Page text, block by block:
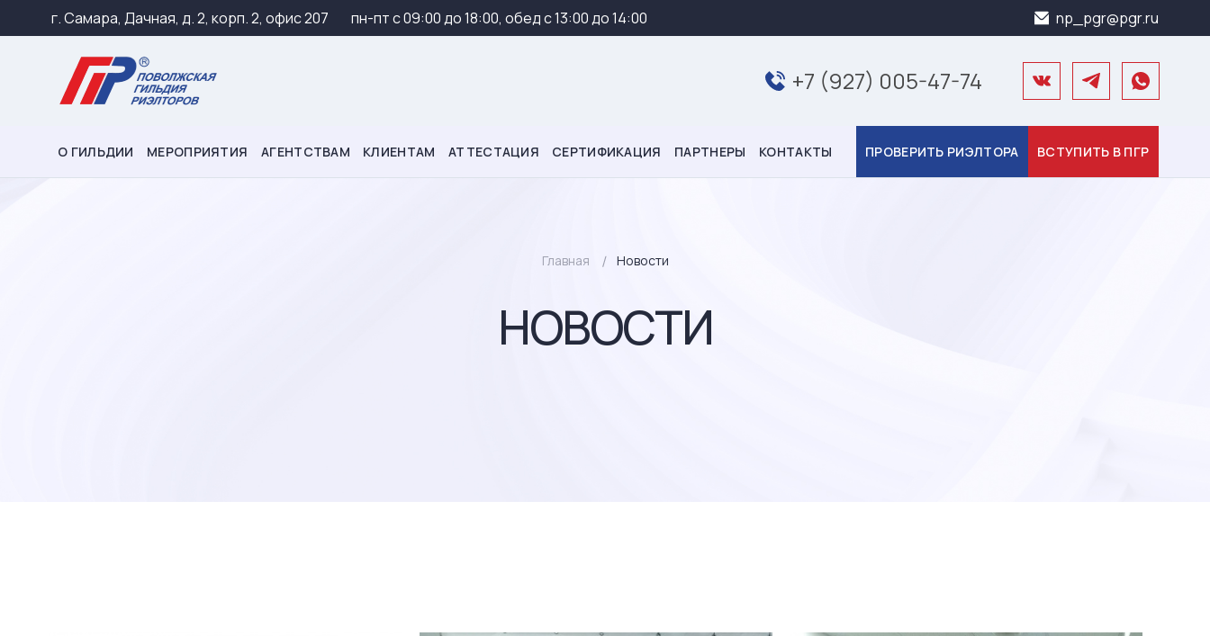
г. Самара, Дачная, д. 2, корп. 2, офис 207 пн-пт c 09:00 до 18:00, обед с 13:00 до 14:00 np_pgr@pgr.ru
+7 (927) 005-47-74
О ГИЛЬДИИ МЕРОПРИЯТИЯ АГЕНТСТВАМ КЛИЕНТАМ АТТЕСТАЦИЯ СЕРТИФИКАЦИЯ ПАРТНЕРЫ КОНТАКТЫ ПРОВЕРИТЬ РИЭЛТОРА ВСТУПИТЬ В ПГР
Главная Новости
НОВОСТИ